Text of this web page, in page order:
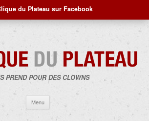
du Plateau sur Facebook
PREND POUR DES CLOWNS
Menu
contenu